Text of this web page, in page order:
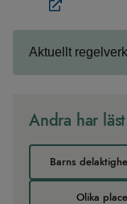
Aktuellt regelverk
Andra har
Barns
Olika